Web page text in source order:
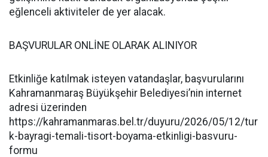
eğlenceli aktiviteler de yer alacak.
BAŞVURULAR ONLİNE OLARAK ALINIYOR
Etkinliğe katılmak isteyen vatandaşlar, başvurularını
Kahramanmaraş Büyükşehir Belediyesi’nin internet
adresi üzerinden
https://kahramanmaras.bel.tr/duyuru/2026/05/12/tur
k-bayragi-temali-tisort-boyama-etkinligi-basvuru-
formu